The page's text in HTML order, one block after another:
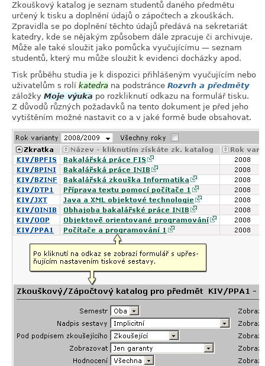
Zkouškový katalog je seznam studentů daného předmětu
určený k tisku a doplnění údajů o zápočtech a zkouškách.
Zpravidla se po doplnění těchto údajů předává na sekretariát
katedry, kde se nějakým způsobem dále zpracuje či archivuje.
Může ale také sloužit jako pomůcka vyučujícímu — seznam
studentů, který mu může sloužit k evidenci docházky apod.
Tisk průběhu studia je k dispozici přihlášeným vyučujícím nebo
uživatelům s rolí katedra na podstránce Rozvrh a předměty
záložky Moje výuka po rozkliknutí odkazu na formulář tisku.
Z důvodů různých požadavků na tento dokument je před jeho
vytištěním možné nastavit co a v jaké formě bude obsahovat.